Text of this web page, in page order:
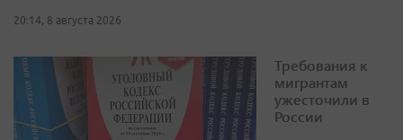
20:14, 8 августа 2026
Требования к
мигрантам
ужесточили в
России